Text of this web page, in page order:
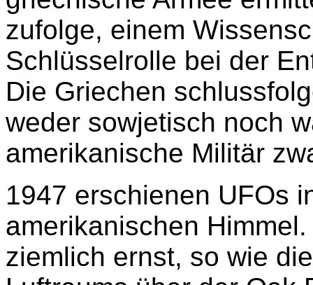
zufolge, einem
Schlüsselrolle bei der
Die Griechen
weder sowjetisch noch
amerikanische Militär
1947 erschienen UFOs
amerikanischen
ziemlich ernst, so wie